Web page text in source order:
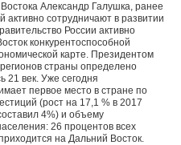
Александр Галушка, ранее
активно сотрудничают в развитии
России активно
конкурентоспособной
карте. Президентом
страны определено
21 век. Уже сегодня
первое место в стране по
(рост на 17,1 % в 2017
4%) и объему
26 процентов всех
на Дальний Восток.